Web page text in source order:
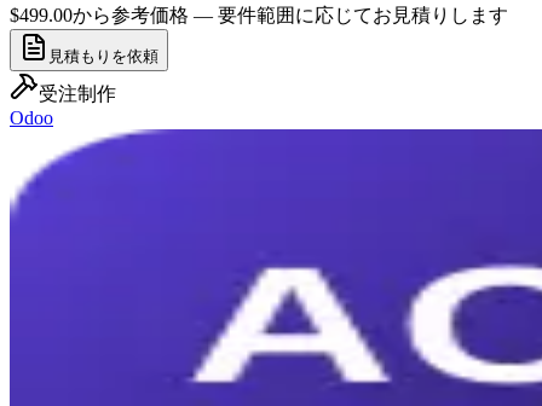
$499.00から参考価格 — 要件範囲に応じてお見積りします
見積もりを依頼
受注制作
Odoo